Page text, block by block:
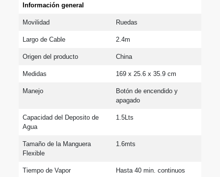
Información general
Movilidad Ruedas
Largo de Cable 2.4m
Origen del producto China
Medidas 169 x 25.6 x 35.9 cm
Manejo
Botón de encendido y
apagado
Capacidad del Deposito de
Agua
1.5Lts
Tamaño de la Manguera
Flexible
1.6mts
Tiempo de Vapor Hasta 40 min. continuos